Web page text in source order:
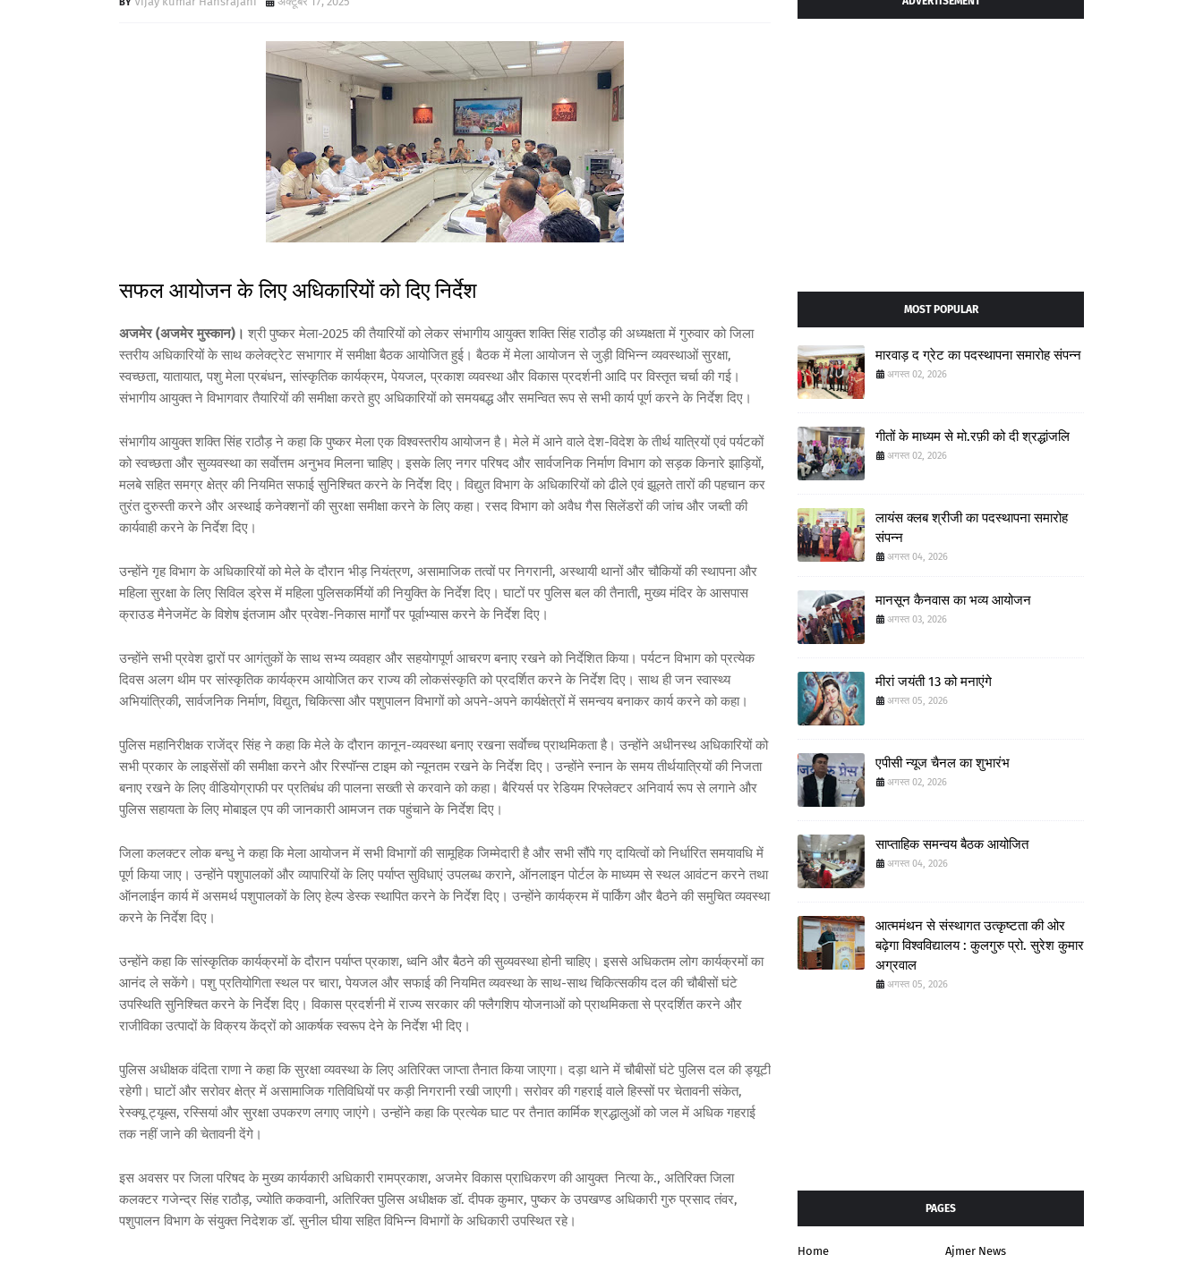
सफल आयोजन के लिए अधिकारियों को दिए निर्देश
अजमेर (अजमेर मुस्कान)। श्री पुष्कर मेला-2025 की तैयारियों को लेकर संभागीय आयुक्त शक्ति सिंह राठौड़ की अध्यक्षता में गुरुवार को जिला
स्तरीय अधिकारियों के साथ कलेक्ट्रेट सभागार में समीक्षा बैठक आयोजित हुई। बैठक में मेला आयोजन से जुड़ी विभिन्न व्यवस्थाओं सुरक्षा,
स्वच्छता, यातायात, पशु मेला प्रबंधन, सांस्कृतिक कार्यक्रम, पेयजल, प्रकाश व्यवस्था और विकास प्रदर्शनी आदि पर विस्तृत चर्चा की गई।
संभागीय आयुक्त ने विभागवार तैयारियों की समीक्षा करते हुए अधिकारियों को समयबद्ध और समन्वित रूप से सभी कार्य पूर्ण करने के निर्देश दिए।
संभागीय आयुक्त शक्ति सिंह राठौड़ ने कहा कि पुष्कर मेला एक विश्वस्तरीय आयोजन है। मेले में आने वाले देश-विदेश के तीर्थ यात्रियों एवं पर्यटकों
को स्वच्छता और सुव्यवस्था का सर्वाेत्तम अनुभव मिलना चाहिए। इसके लिए नगर परिषद और सार्वजनिक निर्माण विभाग को सड़क किनारे झाड़ियों,
मलबे सहित समग्र क्षेत्र की नियमित सफाई सुनिश्चित करने के निर्देश दिए। विद्युत विभाग के अधिकारियों को ढीले एवं झूलते तारों की पहचान कर
तुरंत दुरुस्ती करने और अस्थाई कनेक्शनों की सुरक्षा समीक्षा करने के लिए कहा। रसद विभाग को अवैध गैस सिलेंडरों की जांच और जब्ती की
कार्यवाही करने के निर्देश दिए।
उन्होंने गृह विभाग के अधिकारियों को मेले के दौरान भीड़ नियंत्रण, असामाजिक तत्वों पर निगरानी, अस्थायी थानों और चौकियों की स्थापना और
महिला सुरक्षा के लिए सिविल ड्रेस में महिला पुलिसकर्मियों की नियुक्ति के निर्देश दिए। घाटों पर पुलिस बल की तैनाती, मुख्य मंदिर के आसपास
क्राउड मैनेजमेंट के विशेष इंतजाम और प्रवेश-निकास मार्गों पर पूर्वाभ्यास करने के निर्देश दिए।
उन्होंने सभी प्रवेश द्वारों पर आगंतुकों के साथ सभ्य व्यवहार और सहयोगपूर्ण आचरण बनाए रखने को निर्देशित किया। पर्यटन विभाग को प्रत्येक
दिवस अलग थीम पर सांस्कृतिक कार्यक्रम आयोजित कर राज्य की लोकसंस्कृति को प्रदर्शित करने के निर्देश दिए। साथ ही जन स्वास्थ्य
अभियांत्रिकी, सार्वजनिक निर्माण, विद्युत, चिकित्सा और पशुपालन विभागों को अपने-अपने कार्यक्षेत्रों में समन्वय बनाकर कार्य करने को कहा।
पुलिस महानिरीक्षक राजेंद्र सिंह ने कहा कि मेले के दौरान कानून-व्यवस्था बनाए रखना सर्वाेच्च प्राथमिकता है। उन्होंने अधीनस्थ अधिकारियों को
सभी प्रकार के लाइसेंसों की समीक्षा करने और रिस्पॉन्स टाइम को न्यूनतम रखने के निर्देश दिए। उन्होंने स्नान के समय तीर्थयात्रियों की निजता
बनाए रखने के लिए वीडियोग्राफी पर प्रतिबंध की पालना सख्ती से करवाने को कहा। बैरियर्स पर रेडियम रिफ्लेक्टर अनिवार्य रूप से लगाने और
पुलिस सहायता के लिए मोबाइल एप की जानकारी आमजन तक पहुंचाने के निर्देश दिए।
जिला कलक्टर लोक बन्धु ने कहा कि मेला आयोजन में सभी विभागों की सामूहिक जिम्मेदारी है और सभी सौंपे गए दायित्वों को निर्धारित समयावधि में
पूर्ण किया जाए। उन्होंने पशुपालकों और व्यापारियों के लिए पर्याप्त सुविधाएं उपलब्ध कराने, ऑनलाइन पोर्टल के माध्यम से स्थल आवंटन करने तथा
ऑनलाईन कार्य में असमर्थ पशुपालकों के लिए हेल्प डेस्क स्थापित करने के निर्देश दिए। उन्होंने कार्यक्रम में पार्किंग और बैठने की समुचित व्यवस्था
करने के निर्देश दिए।
उन्होंने कहा कि सांस्कृतिक कार्यक्रमों के दौरान पर्याप्त प्रकाश, ध्वनि और बैठने की सुव्यवस्था होनी चाहिए। इससे अधिकतम लोग कार्यक्रमों का
आनंद ले सकेंगे। पशु प्रतियोगिता स्थल पर चारा, पेयजल और सफाई की नियमित व्यवस्था के साथ-साथ चिकित्सकीय दल की चौबीसों घंटे
उपस्थिति सुनिश्चित करने के निर्देश दिए। विकास प्रदर्शनी में राज्य सरकार की फ्लैगशिप योजनाओं को प्राथमिकता से प्रदर्शित करने और
राजीविका उत्पादों के विक्रय केंद्रों को आकर्षक स्वरूप देने के निर्देश भी दिए।
पुलिस अधीक्षक वंदिता राणा ने कहा कि सुरक्षा व्यवस्था के लिए अतिरिक्त जाप्ता तैनात किया जाएगा। दड़ा थाने में चौबीसों घंटे पुलिस दल की ड्यूटी
रहेगी। घाटों और सरोवर क्षेत्र में असामाजिक गतिविधियों पर कड़ी निगरानी रखी जाएगी। सरोवर की गहराई वाले हिस्सों पर चेतावनी संकेत,
रेस्क्यू ट्यूब्स, रस्सियां और सुरक्षा उपकरण लगाए जाएंगे। उन्होंने कहा कि प्रत्येक घाट पर तैनात कार्मिक श्रद्धालुओं को जल में अधिक गहराई
तक नहीं जाने की चेतावनी देंगे।
इस अवसर पर जिला परिषद के मुख्य कार्यकारी अधिकारी रामप्रकाश, अजमेर विकास प्राधिकरण की आयुक्त नित्या के., अतिरिक्त जिला
कलक्टर गजेन्द्र सिंह राठौड़, ज्योति ककवानी, अतिरिक्त पुलिस अधीक्षक डॉ. दीपक कुमार, पुष्कर के उपखण्ड अधिकारी गुरु प्रसाद तंवर,
पशुपालन विभाग के संयुक्त निदेशक डॉ. सुनील घीया सहित विभिन्न विभागों के अधिकारी उपस्थित रहे।
MOST POPULAR
मारवाड़ द ग्रेट का पदस्थापना समारोह संपन्न
अगस्त 02, 2026
गीतों के माध्यम से मो.रफ़ी को दी श्रद्धांजलि
अगस्त 02, 2026
लायंस क्लब श्रीजी का पदस्थापना समारोह
संपन्न
अगस्त 04, 2026
मानसून कैनवास का भव्य आयोजन
अगस्त 03, 2026
मीरां जयंती 13 को मनाएंगे
अगस्त 05, 2026
एपीसी न्यूज चैनल का शुभारंभ
अगस्त 02, 2026
साप्ताहिक समन्वय बैठक आयोजित
अगस्त 04, 2026
आत्ममंथन से संस्थागत उत्कृष्टता की ओर
बढ़ेगा विश्वविद्यालय : कुलगुरु प्रो. सुरेश कुमार
अग्रवाल
अगस्त 05, 2026
PAGES
Home
Ajmer News